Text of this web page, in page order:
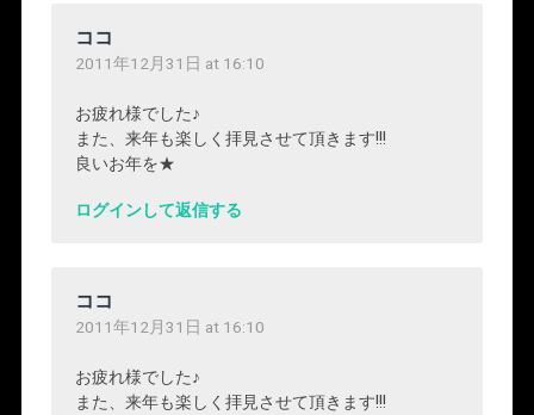
ココ
2011年12月31日 at 16:10
お疲れ様でした♪
また、来年も楽しく拝見させて頂きます!!!
良いお年を★
ログインして返信する
ココ
2011年12月31日 at 16:10
お疲れ様でした♪
また、来年も楽しく拝見させて頂きます!!!